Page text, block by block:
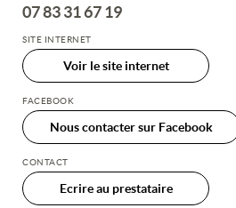
07 83 31 67 19
SITE INTERNET
Voir le site internet
FACEBOOK
Nous contacter sur Facebook
CONTACT
Ecrire au prestataire